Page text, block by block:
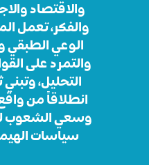
والاقتصاد
والفكر، تعمل
الوعي الطبقي
والتمرد على
التحليل،
انطلاقاً من
وسعي الشعوب
سياسات